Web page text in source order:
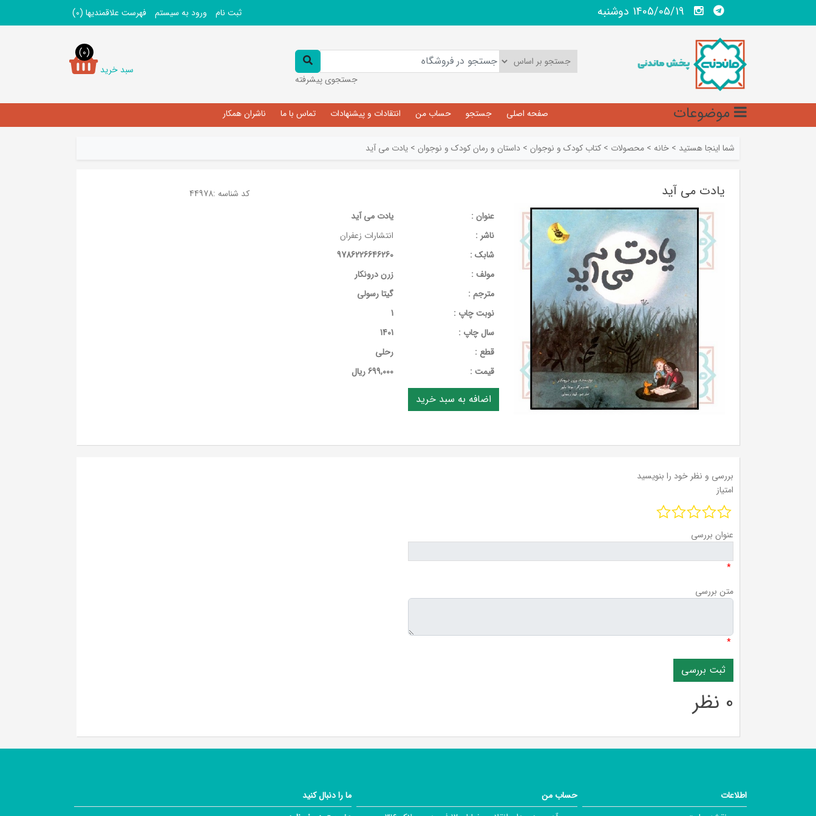
1405/05/19 دوشنبه ثبت نام ورود به سیستم فهرست علاقمندیها (0)
جستجوی پیشرفته
سبد خرید
(0)
موضوعات صفحه اصلی جستجو حساب من انتقادات و پیشنهادات تماس با ما ناشران همکار
شما اینجا هستید > خانه > محصولات > کتاب کودک و نوجوان > داستان و رمان کودک و نوجوان > یادت می آید
یادت می آید کد شناسه :44978
عنوان :
یادت می آید
ناشر :
انتشارات زعفران
شابک :
9786226646260
مولف :
زرن درونکار
مترجم :
گیتا رسولی
نوبت چاپ :
1
سال چاپ :
1401
قطع :
رحلی
قيمت :
699,000 ریال
بررسی و نظر خود را بنویسید
امتیاز
عنوان بررسی
*
متن بررسی
*
0 نظر
اطلاعات
حساب من
ما را دنبال کنید